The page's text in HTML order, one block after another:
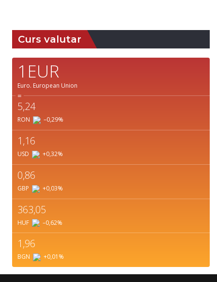
Curs valutar
1EUR
Euro. European Union
=
5,24
RON –0,29%
1,16
USD +0,32%
0,86
GBP +0,03%
363,05
HUF –0,62%
1,96
BGN +0,01 %